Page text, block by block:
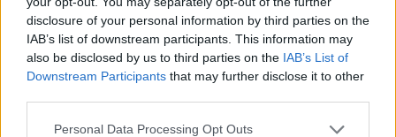
disclosure of your personal information by third parties on the
IAB’s list of downstream participants. This information may
also be disclosed by us to third parties on the IAB’s List of
Downstream Participants that may further disclose it to other
Please note that this website/app uses one or more Google
Personal Data Processing Opt Outs